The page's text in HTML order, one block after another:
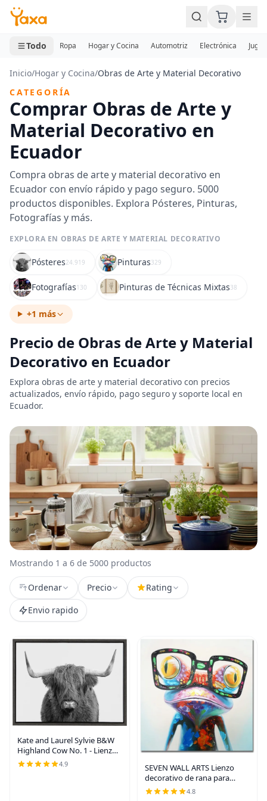
MINI CARRITO
0 productos
Todo Ropa Hogar y Cocina Automotriz Electrónica
Inicio/Hogar y Cocina/Obras de Arte y Material Decorativo
CATEGORÍA
Comprar Obras de Arte y
Material Decorativo en
Ecuador
Compra obras de arte y material decorativo en
Ecuador con envío rápido y pago seguro. 5000
productos disponibles. Explora Pósteres, Pinturas,
Fotografías y más.
EXPLORA EN OBRAS DE ARTE Y MATERIAL DECORATIVO
Pósteres24.919 Pinturas329
Fotografías130 Pinturas de Técnicas Mixtas38
+1 más
Precio de Obras de Arte y Material
Decorativo en Ecuador
Explora obras de arte y material decorativo con precios
actualizados, envío rápido, pago seguro y soporte local en
Ecuador.
Mostrando 1 a 6 de 5000 productos
Ordenar Precio
Rating
Envio rapido
Kate and Laurel Sylvie B&W
Highland Cow No. 1 - Lienzo
enmarcado con retrato de
Amy Peterson Art Studio; 18
4.9
SEVEN WALL ARTS Lienzo
decorativo de rana para
pared, pintura de animales
coloridos, rana feliz con
4.8